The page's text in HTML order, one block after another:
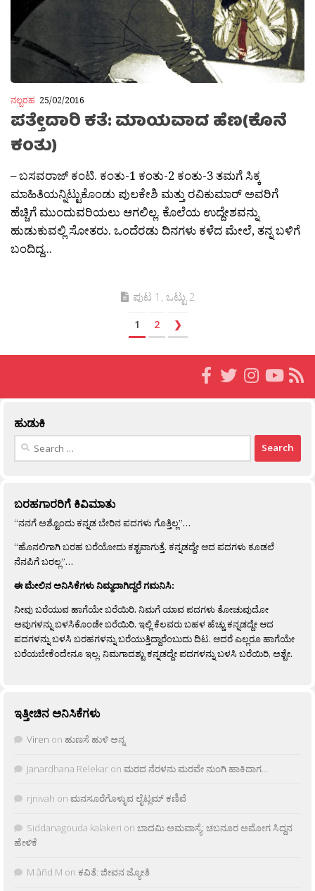
ನಲ್ಬರಹ 25/02/2016
ಪತ್ತೇದಾರಿ ಕತೆ: ಮಾಯವಾದ ಹೆಣ(ಕೊನೆ
ಕಂತು)
– ಬಸವರಾಜ್ ಕಂಟಿ. ಕಂತು-1 ಕಂತು-2 ಕಂತು-3 ತಮಗೆ ಸಿಕ್ಕ
ಮಾಹಿತಿಯನ್ನಿಟ್ಟುಕೊಂಡು ಪುಲಕೇಶಿ ಮತ್ತು ರವಿಕುಮಾರ್ ಅವರಿಗೆ
ಹೆಚ್ಚಿಗೆ ಮುಂದುವರಿಯಲು ಆಗಲಿಲ್ಲ. ಕೊಲೆಯ ಉದ್ದೇಶವನ್ನು
ಹುಡುಕುವಲ್ಲಿ ಸೋತರು. ಒಂದೆರಡು ದಿನಗಳು ಕಳೆದ ಮೇಲೆ, ತನ್ನ ಬಳಿಗೆ
ಬಂದಿದ್ದ...
ಪುಟ 1, ಒಟ್ಟು 2
1 2 ❯
ಹುಡುಕಿ
Search
ಬರಹಗಾರರಿಗೆ ಕಿವಿಮಾತು
“ನನಗೆ ಅಶ್ಟೊಂದು ಕನ್ನಡ ಬೇರಿನ ಪದಗಳು ಗೊತ್ತಿಲ್ಲ”…
“ಹೊನಲಿಗಾಗಿ ಬರಹ ಬರೆಯೋದು ಕಶ್ಟವಾಗುತ್ತೆ. ಕನ್ನಡದ್ದೇ ಆದ ಪದಗಳು ಕೂಡಲೆ
ನೆನಪಿಗೆ ಬರಲ್ಲ”…
ಈ ಮೇಲಿನ ಅನಿಸಿಕೆಗಳು ನಿಮ್ಮದಾಗಿದ್ದರೆ ಗಮನಿಸಿ:
ನೀವು ಬರೆಯುವ ಹಾಗೆಯೇ ಬರೆಯಿರಿ. ನಿಮಗೆ ಯಾವ ಪದಗಳು ತೋಚುವುದೋ
ಅವುಗಳನ್ನು ಬಳಸಿಕೊಂಡೇ ಬರೆಯಿರಿ. ಇಲ್ಲಿ ಕೆಲವರು ಬಹಳ ಹೆಚ್ಚು ಕನ್ನಡದ್ದೇ ಆದ
ಪದಗಳನ್ನು ಬಳಸಿ ಬರಹಗಳನ್ನು ಬರೆಯುತ್ತಿದ್ದಾರೆಂಬುದು ದಿಟ. ಆದರೆ ಎಲ್ಲರೂ ಹಾಗೆಯೇ
ಬರೆಯಬೇಕೆಂದೇನೂ ಇಲ್ಲ. ನಿಮಗಾದಶ್ಟು ಕನ್ನಡದ್ದೇ ಪದಗಳನ್ನು ಬಳಸಿ ಬರೆಯಿರಿ, ಅಶ್ಟೇ.
ಇತ್ತೀಚಿನ ಅನಿಸಿಕೆಗಳು
Viren on ಹುಣಸೆ ಹುಳಿ ಅನ್ನ
Janardhana Relekar on ಮರದ ನೆರಳನು ಮರವೇ ನುಂಗಿ ಹಾಕಿದಾಗ…
rjnivah on ಮನಸೂರೆಗೊಳ್ಳುವ ಲೈಟ್ಲಮ್ ಕಣಿವೆ
Siddanagouda kalakeri on ಬಾದಮಿ ಅಮವಾಸ್ಯೆ: ಚಬನೂರ ಅಮೋಗ ಸಿದ್ದನ
ಹೇಳಿಕೆ
M âñd M on ಕವಿತೆ: ಜೀವನ ಜ್ಯೋತಿ